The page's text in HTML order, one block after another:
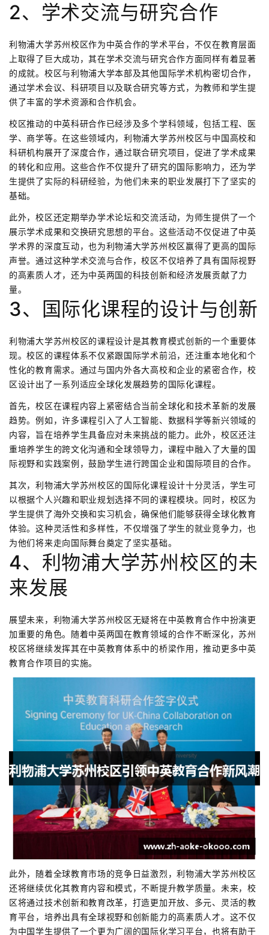
2、学术交流与研究合作
利物浦大学苏州校区作为中英合作的学术平台，不仅在教育层面
上取得了巨大成功，其在学术交流与研究合作方面同样有着显著
的成就。校区与利物浦大学本部及其他国际学术机构密切合作，
通过学术会议、科研项目以及联合研究等方式，为教师和学生提
供了丰富的学术资源和合作机会。
校区推动的中英科研合作已经涉及多个学科领域，包括工程、医
学、商学等。在这些领域内，利物浦大学苏州校区与中国高校和
科研机构展开了深度合作，通过联合研究项目，促进了学术成果
的转化和应用。这些合作不仅提升了研究的国际影响力，还为学
生提供了实际的科研经验，为他们未来的职业发展打下了坚实的
基础。
此外，校区还定期举办学术论坛和交流活动，为师生提供了一个
展示学术成果和交换研究思想的平台。这些活动不仅促进了中英
学术界的深度互动，也为利物浦大学苏州校区赢得了更高的国际
声誉。通过这种学术交流与合作，校区不仅培养了具有国际视野
的高素质人才，还为中英两国的科技创新和经济发展贡献了力
量。
3、国际化课程的设计与创新
利物浦大学苏州校区的课程设计是其教育模式创新的一个重要体
现。校区的课程体系不仅紧跟国际学术前沿，还注重本地化和个
性化的教育需求。通过与国内外各大高校和企业的紧密合作，校
区设计出了一系列适应全球化发展趋势的国际化课程。
首先，校区在课程内容上紧密结合当前全球化和技术革新的发展
趋势。例如，许多课程引入了人工智能、数据科学等新兴领域的
内容，旨在培养学生具备应对未来挑战的能力。此外，校区还注
重培养学生的跨文化沟通和全球领导力，课程中融入了大量的国
际视野和实践案例，鼓励学生进行跨国企业和国际项目的合作。
其次，利物浦大学苏州校区的国际化课程设计十分灵活，学生可
以根据个人兴趣和职业规划选择不同的课程模块。同时，校区为
学生提供了海外交换和实习机会，确保他们能够获得全球化教育
体验。这种灵活性和多样性，不仅增强了学生的就业竞争力，也
为他们将来走向国际舞台奠定了坚实基础。
4、利物浦大学苏州校区的未
来发展
展望未来，利物浦大学苏州校区无疑将在中英教育合作中扮演更
加重要的角色。随着中英两国在教育领域的合作不断深化，苏州
校区将继续发挥其在中英教育体系中的桥梁作用，推动更多中英
教育合作项目的实施。
此外，随着全球教育市场的竞争日益激烈，利物浦大学苏州校区
还将继续优化其教育内容和模式，不断提升教学质量。未来，校
区将通过技术创新和教育改革，打造更加开放、多元、灵活的教
育平台，培养出具有全球视野和创新能力的高素质人才。这不仅
为中国学生提供了一个更为广阔的国际化学习平台，也将有助于